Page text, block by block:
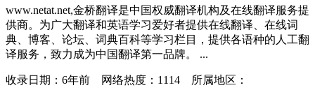
www.netat.net,金桥翻译是中国权威翻译机构及在线翻译服务提
供商。为广大翻译和英语学习爱好者提供在线翻译、在线词
典、博客、论坛、词典百科等学习栏目，提供各语种的人工翻
译服务，致力成为中国翻译第一品牌。 ...
收录日期： 6年前 网络热度：1114 所属地区：